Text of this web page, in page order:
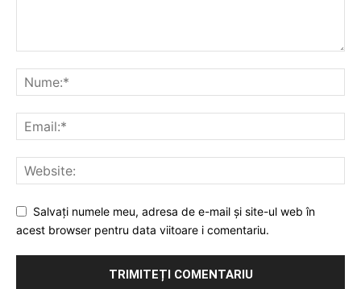
Salvați numele meu, adresa de e-mail și site-ul web în
acest browser pentru data viitoare i comentariu.